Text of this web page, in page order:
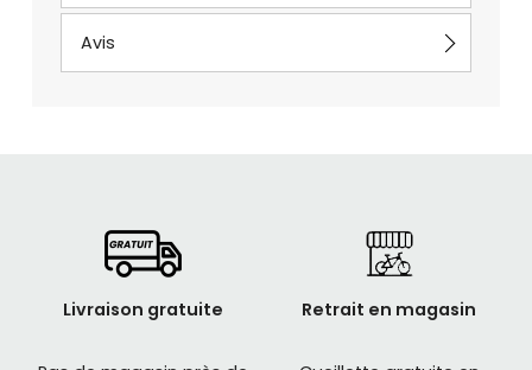
Avis
Livraison gratuite Retrait en magasin